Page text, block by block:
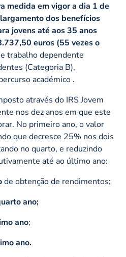
medida em vigor a dia 1 de
dos benefícios
jovens até aos 35 anos
euros (55 vezes o
trabalho dependente
(Categoria B),
académico .
através do IRS Jovem
nos dez anos em que este
No primeiro ano, o valor
que decresce 25% nos dois
no quarto, e reduzindo
até ao último ano:
de obtenção de rendimentos;
ano;
ano;
ano.